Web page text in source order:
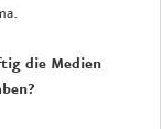
die Medien